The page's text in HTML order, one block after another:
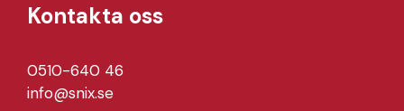
Kontakta oss
0510-640 46
info@snix.se